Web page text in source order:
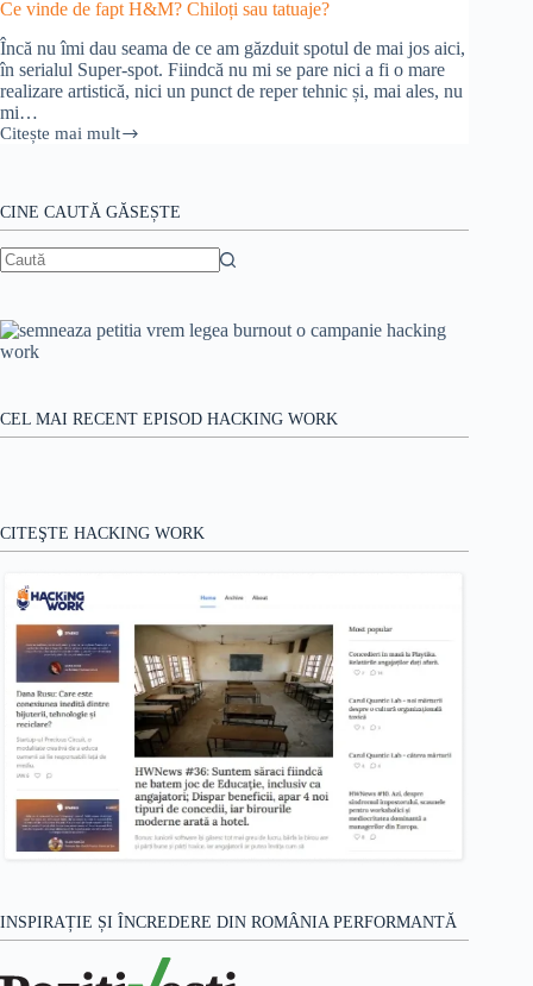
Ce vinde de fapt H&M? Chiloți sau tatuaje?
Încă nu îmi dau seama de ce am găzduit spotul de mai jos aici,
în serialul Super-spot. Fiindcă nu mi se pare nici a fi o mare
realizare artistică, nici un punct de reper tehnic și, mai ales, nu
mi…
Citește mai mult
Ce
fapt
H&M?
sau
CINE CAUTĂ GĂSEȘTE
CEL MAI RECENT EPISOD HACKING WORK
CITEŞTE HACKING WORK
INSPIRAȚIE ȘI ÎNCREDERE DIN ROMÂNIA PERFORMANTĂ